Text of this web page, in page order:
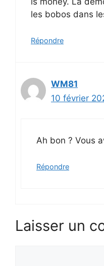
les bobos dans
Répondre
WM81
10 février
Ah bon ? Vous
Répondre
Laisser un